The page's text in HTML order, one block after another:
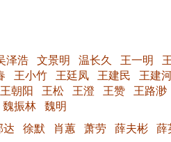
泽浩 文景明 温长久 王一明
王小竹 王廷凤 王建民 王建
王朝阳 王松 王澄 王赞 王路渺
魏振林 魏明
达 徐默 肖蕙 萧劳 薛夫彬 薛